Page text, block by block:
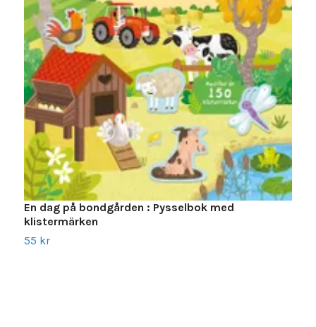
En dag på bondgården : Pysselbok med
klistermärken
55 kr